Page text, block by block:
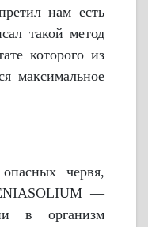
нам есть
такой метод
которого из
максимальное
червя,
—
в организм